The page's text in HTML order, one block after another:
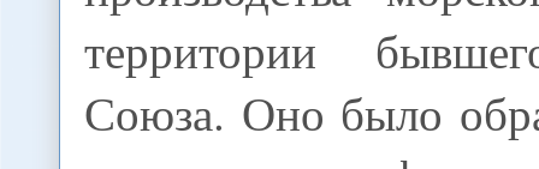
территории
Союза. Оно было